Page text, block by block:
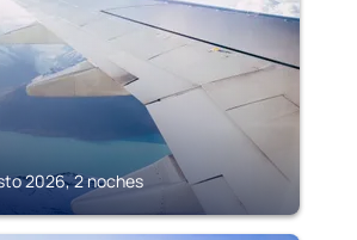
2026, 2 noches